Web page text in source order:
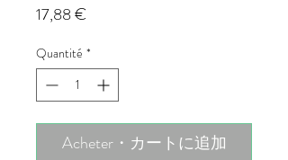
17,88 €Prix
Quantité *
Acheter・カートに追加